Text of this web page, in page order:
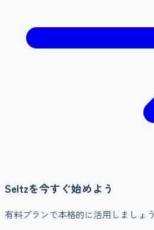
Seltzを今すぐ始めよう
有料プランで本格的に活用しましょう